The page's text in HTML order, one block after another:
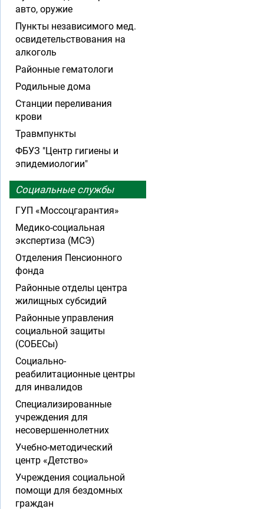
авто, оружие
Пункты независимого мед.
освидетельствования на
алкоголь
Районные гематологи
Родильные дома
Станции переливания
крови
Травмпункты
ФБУЗ "Центр гигиены и
эпидемиологии"
Социальные службы
ГУП «Моссоцгарантия»
Медико-социальная
экспертиза (МСЭ)
Отделения Пенсионного
фонда
Районные отделы центра
жилищных субсидий
Районные управления
социальной защиты
(СОБЕСы)
Социально-
реабилитационные центры
для инвалидов
Специализированные
учреждения для
несовершеннолетних
Учебно-методический
центр «Детство»
Учреждения социальной
помощи для бездомных
граждан